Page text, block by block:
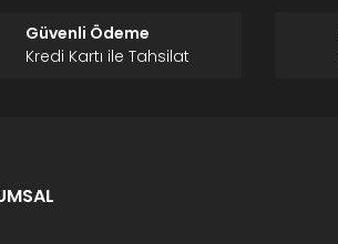
Güvenli Ödeme
Kredi Kartı ile Tahsilat